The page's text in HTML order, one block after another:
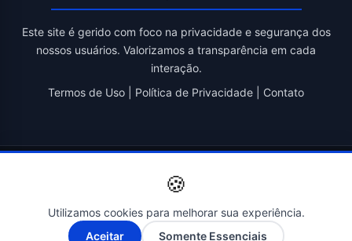
Este site é gerido com foco na privacidade e segurança dos
nossos usuários. Valorizamos a transparência em cada
interação.
Termos de Uso
Política de Privacidade Contato
Novatopnet
A- A+
🍪
Utilizamos cookies para melhorar sua experiência.
Aceitar
Somente Essenciais